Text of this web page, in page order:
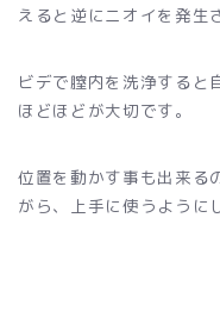
えると逆にニオイを発生
ビデで膣内を洗浄すると
ほどほどが大切です。
位置を動かす事も出来る
がら、上手に使うように